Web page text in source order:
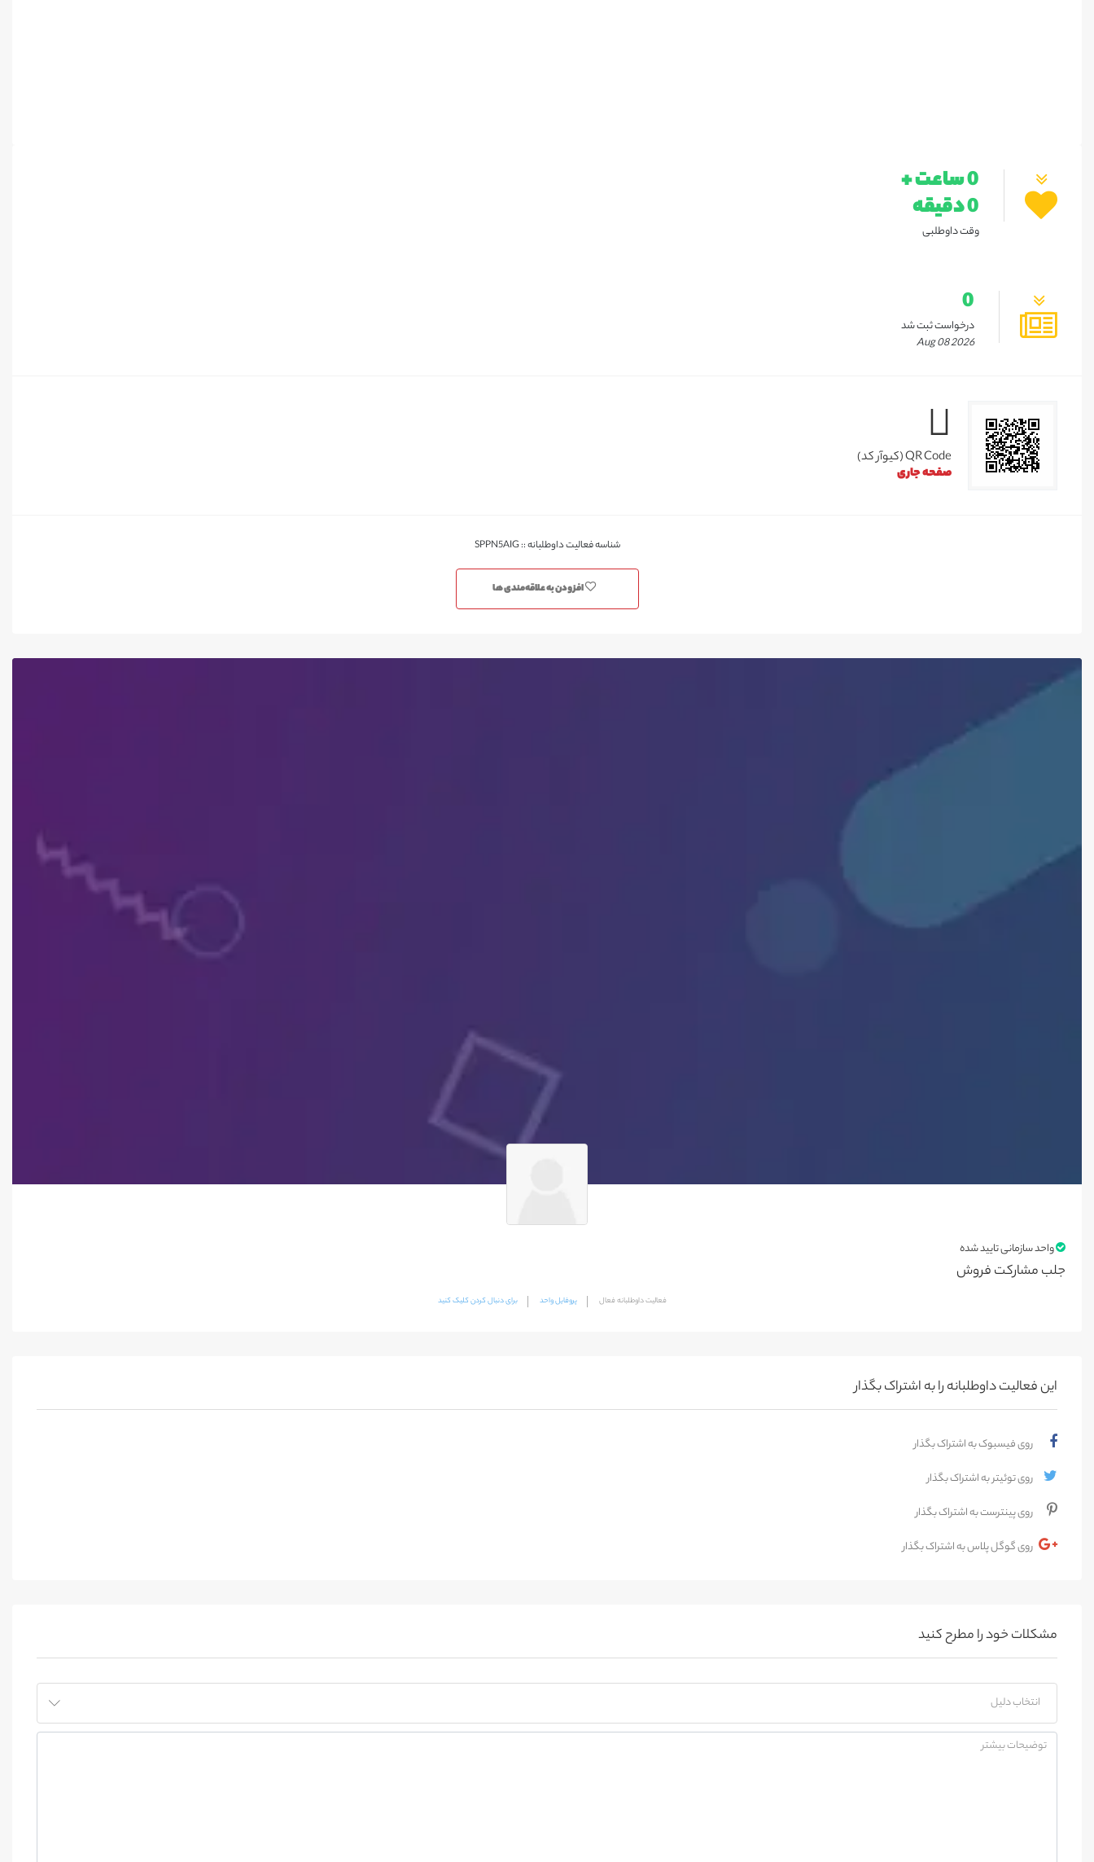
0 ساعت +
0 دقیقه
وقت داوطلبی
0
درخواست ثبت شد
Aug 08 2026
QR Code (کیوآر کد)
صفحه جاری
شناسه فعالیت داوطلبانه :: SPPN5AIG
افزودن به علاقه‌مندی ها
واحد سازمانی تایید شده
جلب مشارکت فروش
فعالیت داوطلبانه فعال پروفایل واحد برای دنبال کردن کلیک کنید
این فعالیت‌ داوطلبانه را به اشتراک بگذار
روی فیسبوک به اشتراک بگذار
روی توئیتر به اشتراک بگذار
روی پینترست به اشتراک بگذار
روی گوگل پلاس به اشتراک بگذار
مشکلات خود را مطرح کنید